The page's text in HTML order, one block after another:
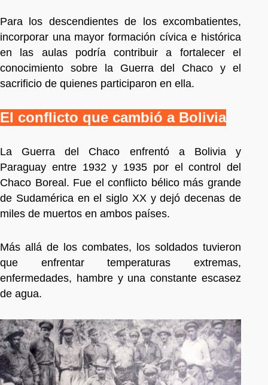
Para los descendientes de los excombatientes,
incorporar una mayor formación cívica e histórica
en las aulas podría contribuir a fortalecer el
conocimiento sobre la Guerra del Chaco y el
sacrificio de quienes participaron en ella.
El conflicto que cambió a Bolivia
La Guerra del Chaco enfrentó a Bolivia y
Paraguay entre 1932 y 1935 por el control del
Chaco Boreal. Fue el conflicto bélico más grande
de Sudamérica en el siglo XX y dejó decenas de
miles de muertos en ambos países.
Más allá de los combates, los soldados tuvieron
que enfrentar temperaturas extremas,
enfermedades, hambre y una constante escasez
de agua.